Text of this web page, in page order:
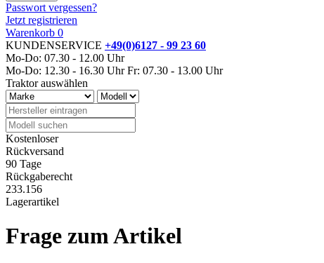
Passwort vergessen?
Jetzt registrieren
Warenkorb 0
KUNDENSERVICE +49(0)6127 - 99 23 60
Mo-Do: 07.30 - 12.00 Uhr
Mo-Do: 12.30 - 16.30 Uhr Fr: 07.30 - 13.00 Uhr
Traktor auswählen
Kostenloser
Rückversand
90 Tage
Rückgaberecht
233.156
Lagerartikel
Frage zum Artikel